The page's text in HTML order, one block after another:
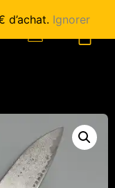
d’achat. Ignorer